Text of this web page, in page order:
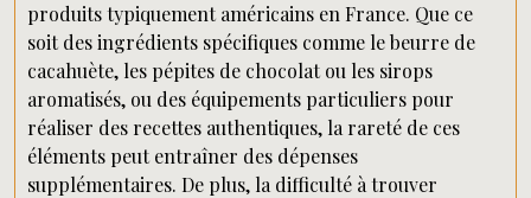
produits typiquement américains en France. Que ce
soit des ingrédients spécifiques comme le beurre de
cacahuète, les pépites de chocolat ou les sirops
aromatisés, ou des équipements particuliers pour
réaliser des recettes authentiques, la rareté de ces
éléments peut entraîner des dépenses
supplémentaires. De plus, la difficulté à trouver